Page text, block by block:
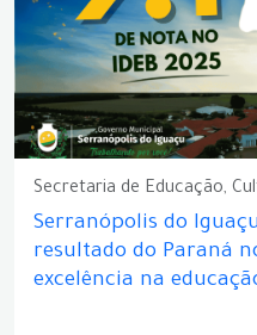
Secretaria de Educação,
Serranópolis do
resultado do Paraná
excelência na